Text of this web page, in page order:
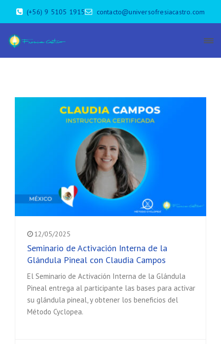
(+56) 9 5105 1915 contacto@universofresiacastro.com
12/05/2025
Seminario de Activación Interna de la
Glándula Pineal con Claudia Campos
El Seminario de Activación Interna de la Glándula
Pineal entrega al participante las bases para activar
su glándula pineal, y obtener los beneficios del
Método Cyclopea.